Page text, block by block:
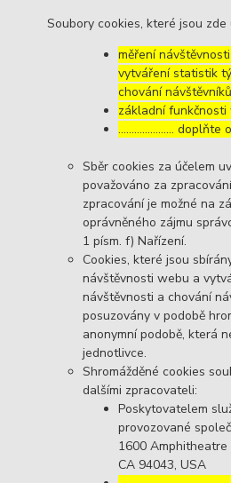
Soubory cookies, které jsou zde
měření
vytváření statistik
chování
základní
………………… doplňte
Sběr cookies za účelem
považováno za
zpracování je možné na
oprávněného zájmu
1 písm. f) Nařízení.
Cookies, které jsou
návštěvnosti webu a
návštěvnosti a chování
posuzovány v podobě
anonymní podobě, která
jednotlivce.
Shromážděné cookies
dalšími zpracovateli:
Poskytovatelem
provozované
1600
CA 94043, USA